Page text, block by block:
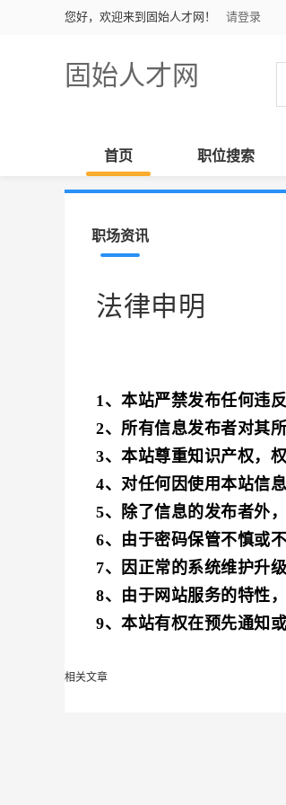
您好，欢迎来到固始人才网！ 请登录
固始人才网
首页 职位搜索
职场资讯
法律申明
1、本站严禁发布任何违
2、所有信息发布者对其
3、本站尊重知识产权，
4、对任何因使用本站信
5、除了信息的发布者外
6、由于密码保管不慎或
7、因正常的系统维护升
8、由于网站服务的特性
9、本站有权在预先通知
相关文章